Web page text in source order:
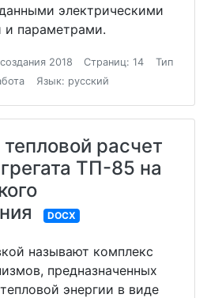
электрическими
и параметрами.
2018 Страниц: 14
Тип
Язык: русский
расчет
ТП-85 на
DOCX
называют комплекс
предназначенных
энергии в виде